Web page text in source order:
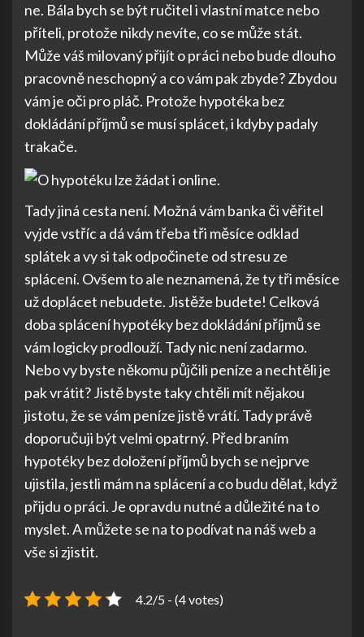
ne. Bála bych se být ručitel i vlastní matce nebo
příteli, protože nikdy nevíte, co se může stát.
Může váš milovaný přijít o práci nebo bude dlouho
pracovně neschopný a co vám pak zbyde? Zbydou
vám je oči pro pláč. Protože hypotéka bez
dokládání příjmů se musí splácet, i kdyby padaly
trakače.
Tady jiná cesta není. Možná vám banka či věřitel
vyjde vstříc a dá vám třeba tři měsíce odklad
splátek a vy si tak odpočinete od stresu ze
splácení. Ovšem to ale neznamená, že ty tři měsíce
už doplácet nebudete. Jistěže budete! Celková
doba splácení hypotéky bez dokládání příjmů se
vám logicky prodlouží. Tady nic není zadarmo.
Nebo vy byste někomu půjčili peníze a nechtěli je
pak vrátit? Jistě byste taky chtěli mít nějakou
jistotu, že se vám peníze jistě vrátí. Tady právě
doporučuji být velmi opatrný. Před braním
hypotéky bez doložení příjmů bych se nejprve
ujistila, jestli mám na splácení a co budu dělat, když
přijdu o práci. Je opravdu nutné a důležité na to
myslet. A můžete se na to podívat na náš web a
vše si zjistit.
4.2/5 - (4 votes)